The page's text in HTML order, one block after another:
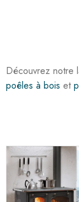
Découvrez notre
poêles à bois et